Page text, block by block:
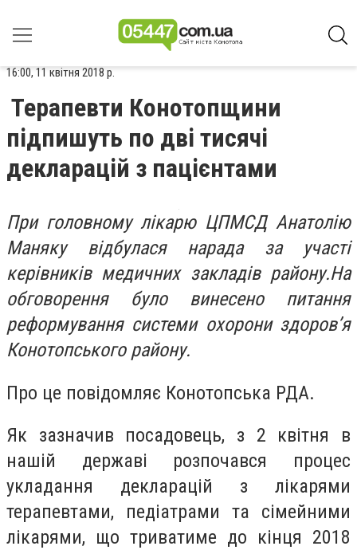
16:00, 11 квітня 2018 р.
Терапевти Конотопщини
підпишуть по дві тисячі
декларацій з пацієнтами
При головному лікарю ЦПМСД Анатолію
Маняку відбулася нарада за участі
керівників медичних закладів району.На
обговорення було винесено питання
реформування системи охорони здоров’я
Конотопського району.
Про це повідомляє Конотопська РДА.
Як зазначив посадовець, з 2 квітня в
нашій державі розпочався процес
укладання декларацій з лікарями
терапевтами, педіатрами та сімейними
лікарями, що триватиме до кінця 2018